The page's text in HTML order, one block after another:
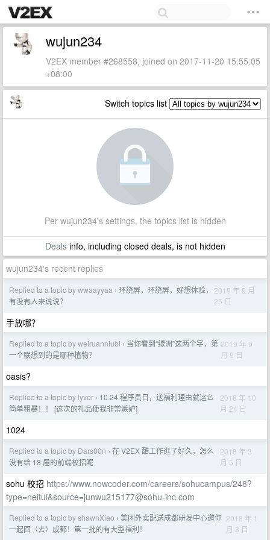
wujun234
V2EX member #268558, joined on 2017-11-20 15:55:05
+08:00
Switch topics list
Per wujun234's settings, the topics list is hidden
Dealsinfo, including closed deals, is not hidden
wujun234's recent replies
Replied to a topic by wwaayyaa › 环绕屏，环绕屏，好想体验，
有没有人来说说？
2019 年 9 月
25 日
手放哪？
Replied to a topic by weiruanniubi › 当你看到“绿洲”这两个字，第
一个联想到的是哪种植物？
2019 年 9
月 9 日
oasis?
Replied to a topic by lyver › 10.24 程序员日，送福利理由就这么
简单粗暴！！ [这次的礼品使我非常嫉妒]
2018 年 10
月 24 日
1024
Replied to a topic by Dars00n › 在 V2EX 酷工作逛了好久，怎么
没有给 18 届的前端校招呢
2018 年 3
月 5 日
sohu 校招 https://www.nowcoder.com/careers/sohucampus/248?
type=neitui&source=junwu215177@sohu-inc.com
Replied to a topic by shawnXiao › 美团外卖配送成都研发中心邀你
一起回（去）成都！第一批的有大型福利！
2018 年 1
月 3 日